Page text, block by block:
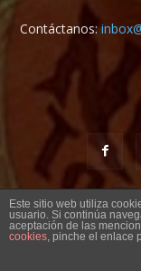
Contáctanos:
Este sitio web utiliza
usuario. Si continúa
aceptación de las
cookies, pinche el enlace